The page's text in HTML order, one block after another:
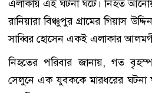
এলাকায় এই ঘটনা ঘটে। নিহত
রানিয়ারা বিঞ্চুপুর গ্রামের গিয়াস
সাব্বির হোসেন একই এলাকার
নিহতের পরিবার জানায়, গত
সেলুনে এক যুবককে মারধরের ঘটনা